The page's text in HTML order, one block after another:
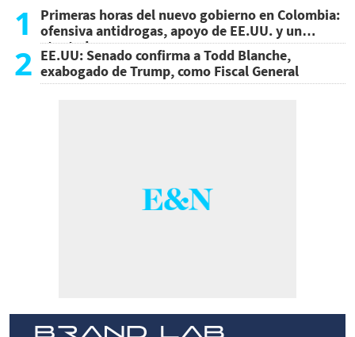
1
Primeras horas del nuevo gobierno en Colombia:
ofensiva antidrogas, apoyo de EE.UU. y un
atentado
2 EE.UU: Senado confirma a Todd Blanche,
exabogado de Trump, como Fiscal General